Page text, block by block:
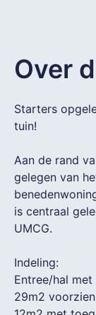
Over
Starters
tuin!
Aan de rand
gelegen van
is centraal
UMCG.
Indeling:
Entree/hal
29m2